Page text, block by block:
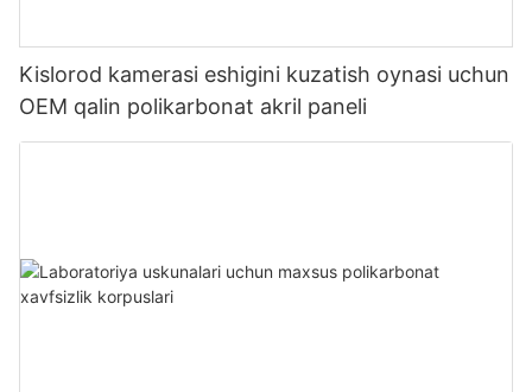
Kislorod kamerasi eshigini kuzatish oynasi uchun
OEM qalin polikarbonat akril paneli